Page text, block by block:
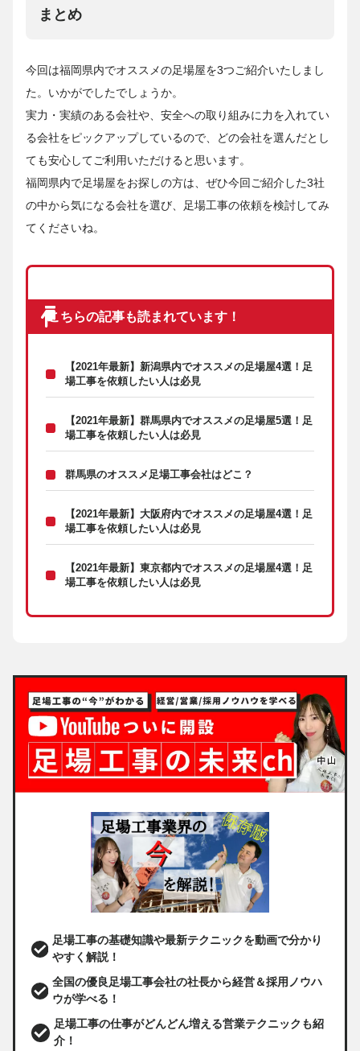
まとめ
今回は福岡県内でオススメの足場屋を3つご紹介いたしまし
た。いかがでしたでしょうか。
実力・実績のある会社や、安全への取り組みに力を入れてい
る会社をピックアップしているので、どの会社を選んだとし
ても安心してご利用いただけると思います。
福岡県内で足場屋をお探しの方は、ぜひ今回ご紹介した3社
の中から気になる会社を選び、足場工事の依頼を検討してみ
てくださいね。
こちらの記事も読まれています！
【2021年最新】新潟県内でオススメの足場屋4選！足
場工事を依頼したい人は必見
【2021年最新】群馬県内でオススメの足場屋5選！足
場工事を依頼したい人は必見
群馬県のオススメ足場工事会社はどこ？
【2021年最新】大阪府内でオススメの足場屋4選！足
場工事を依頼したい人は必見
【2021年最新】東京都内でオススメの足場屋4選！足
場工事を依頼したい人は必見
足場工事の基礎知識や最新テクニックを動画で分かり
やすく解説！
全国の優良足場工事会社の社長から経営＆採用ノウハ
ウが学べる！
足場工事の仕事がどんどん増える営業テクニックも紹
介！